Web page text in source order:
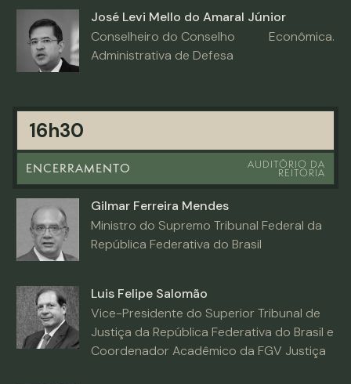
José Levi Mello do Amaral Júnior
Conselheiro do Conselho
Administrativa de Defesa
Econômica.
16h30
ENCERRAMENTO AUDITÓRIO DA
REITORIA
Gilmar Ferreira Mendes
Ministro do Supremo Tribunal Federal da
República Federativa do Brasil
Luis Felipe Salomão
Vice-Presidente do Superior Tribunal de
Justiça da República Federativa do Brasil e
Coordenador Acadêmico da FGV Justiça